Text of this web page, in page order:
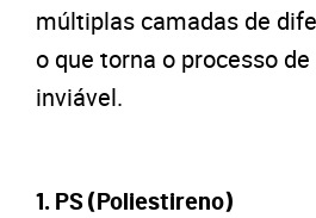
múltiplas camadas de
o que torna o processo
inviável.
1. PS (Poliestireno)